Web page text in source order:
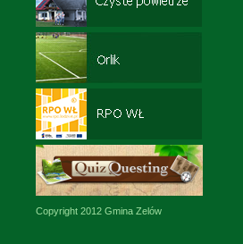
Copyright 2012 Gmina Zelów